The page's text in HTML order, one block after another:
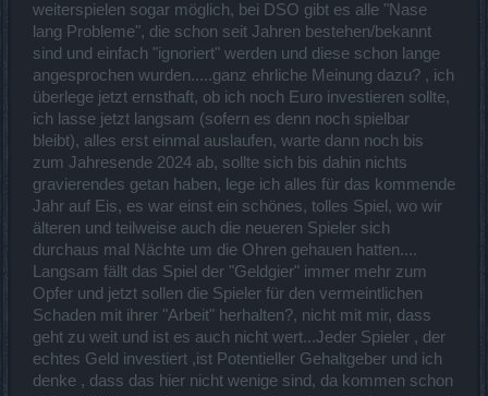
weiterspielen sogar möglich, bei DSO gibt es alle "Nase
lang Probleme", die schon seit Jahren bestehen/bekannt
sind und einfach "ignoriert" werden und diese schon lange
angesprochen wurden.....ganz ehrliche Meinung dazu? , ich
überlege jetzt ernsthaft, ob ich noch Euro investieren sollte,
ich lasse jetzt langsam (sofern es denn noch spielbar
bleibt), alles erst einmal auslaufen, warte dann noch bis
zum Jahresende 2024 ab, sollte sich bis dahin nichts
gravierendes getan haben, lege ich alles für das kommende
Jahr auf Eis, es war einst ein schönes, tolles Spiel, wo wir
älteren und teilweise auch die neueren Spieler sich
durchaus mal Nächte um die Ohren gehauen hatten....
Langsam fällt das Spiel der "Geldgier" immer mehr zum
Opfer und jetzt sollen die Spieler für den vermeintlichen
Schaden mit ihrer "Arbeit" herhalten?, nicht mit mir, dass
geht zu weit und ist es auch nicht wert...Jeder Spieler , der
echtes Geld investiert ,ist Potentieller Gehaltgeber und ich
denke , dass das hier nicht wenige sind, da kommen schon